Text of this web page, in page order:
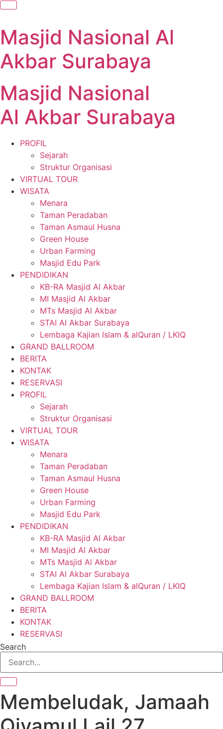
Masjid Nasional Al
Akbar Surabaya
Masjid Nasional
Al Akbar Surabaya
PROFIL
Sejarah
Struktur Organisasi
VIRTUAL TOUR
WISATA
Menara
Taman Peradaban
Taman Asmaul Husna
Green House
Urban Farming
Masjid Edu Park
PENDIDIKAN
KB-RA Masjid Al Akbar
MI Masjid Al Akbar
MTs Masjid Al Akbar
STAI Al Akbar Surabaya
Lembaga Kajian Islam & alQuran / LKIQ
GRAND BALLROOM
BERITA
KONTAK
RESERVASI
PROFIL
Sejarah
Struktur Organisasi
VIRTUAL TOUR
WISATA
Menara
Taman Peradaban
Taman Asmaul Husna
Green House
Urban Farming
Masjid Edu Park
PENDIDIKAN
KB-RA Masjid Al Akbar
MI Masjid Al Akbar
MTs Masjid Al Akbar
STAI Al Akbar Surabaya
Lembaga Kajian Islam & alQuran / LKIQ
GRAND BALLROOM
BERITA
KONTAK
RESERVASI
Search
Membeludak, Jamaah